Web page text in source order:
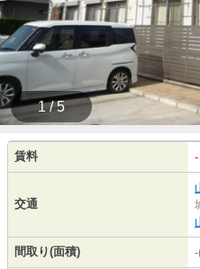
1 / 5
賃料 -
交通
間取り(面積)